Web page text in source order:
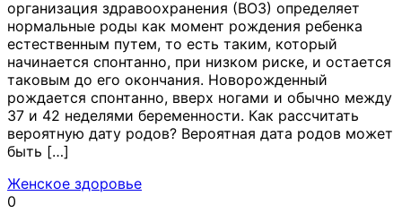
организация здравоохранения (ВОЗ) определяет
нормальные роды как момент рождения ребенка
естественным путем, то есть таким, который
начинается спонтанно, при низком риске, и остается
таковым до его окончания. Новорожденный
рождается спонтанно, вверх ногами и обычно между
37 и 42 неделями беременности. Как рассчитать
вероятную дату родов? Вероятная дата родов может
быть […]
Женское здоровье
0